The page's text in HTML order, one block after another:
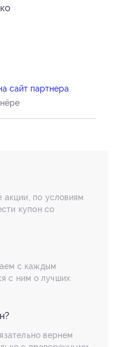
сайт партнера
акции, по условиям
купон со
с каждым
с ним о лучших
вернем